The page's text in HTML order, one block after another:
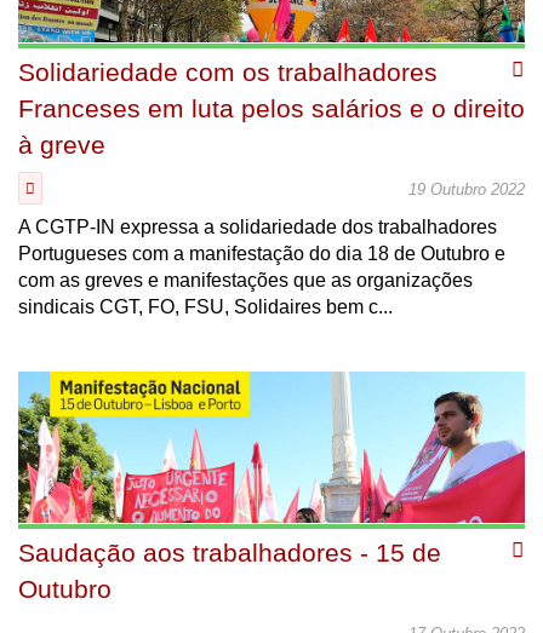
Solidariedade com os trabalhadores
Franceses em luta pelos salários e o direito
à greve
19 Outubro 2022
A CGTP-IN expressa a solidariedade dos trabalhadores
Portugueses com a manifestação do dia 18 de Outubro e
com as greves e manifestações que as organizações
sindicais CGT, FO, FSU, Solidaires bem c...
Saudação aos trabalhadores - 15 de
Outubro